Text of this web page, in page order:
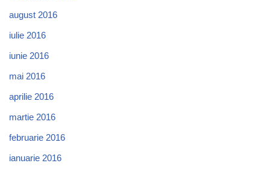
august 2016
iulie 2016
iunie 2016
mai 2016
aprilie 2016
martie 2016
februarie 2016
ianuarie 2016